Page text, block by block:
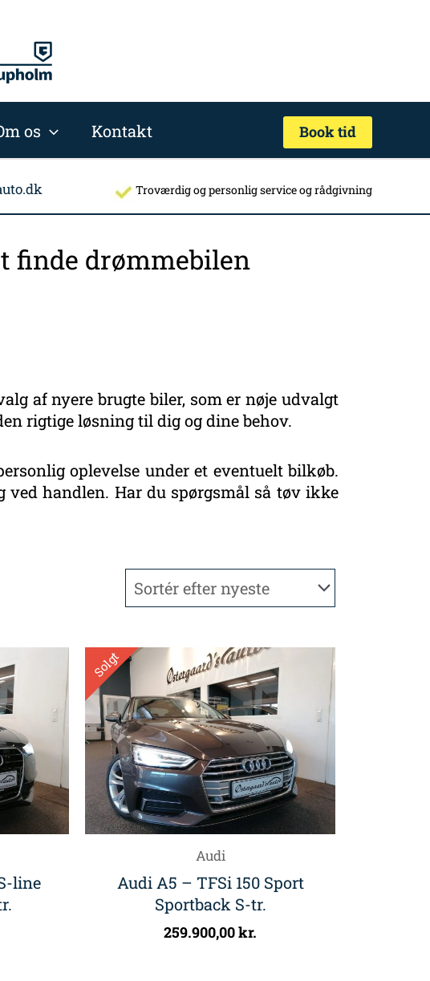
os Kontakt Book tid
Troværdig og personlig service og rådgivning
finde drømmebilen
af nyere brugte biler, som er nøje udvalgt
rigtige løsning til dig og dine behov.
oplevelse under et eventuelt bilkøb.
handlen. Har du spørgsmål så tøv ikke
line
Solgt
Audi
Audi A5 – TFSi 150 Sport
Sportback S-tr.
259.900,00kr.